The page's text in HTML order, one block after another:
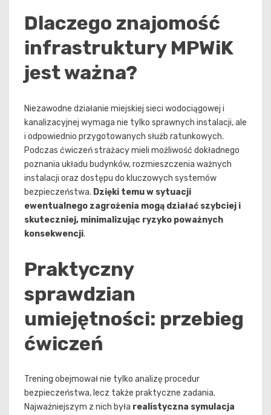
Dlaczego znajomość
infrastruktury MPWiK
jest ważna?
Niezawodne działanie miejskiej sieci wodociągowej i
kanalizacyjnej wymaga nie tylko sprawnych instalacji, ale
i odpowiednio przygotowanych służb ratunkowych.
Podczas ćwiczeń strażacy mieli możliwość dokładnego
poznania układu budynków, rozmieszczenia ważnych
instalacji oraz dostępu do kluczowych systemów
bezpieczeństwa. Dzięki temu w sytuacji
ewentualnego zagrożenia mogą działać szybciej i
skuteczniej, minimalizując ryzyko poważnych
konsekwencji.
Praktyczny
sprawdzian
umiejętności: przebieg
ćwiczeń
Trening obejmował nie tylko analizę procedur
bezpieczeństwa, lecz także praktyczne zadania.
Najważniejszym z nich była realistyczna symulacja